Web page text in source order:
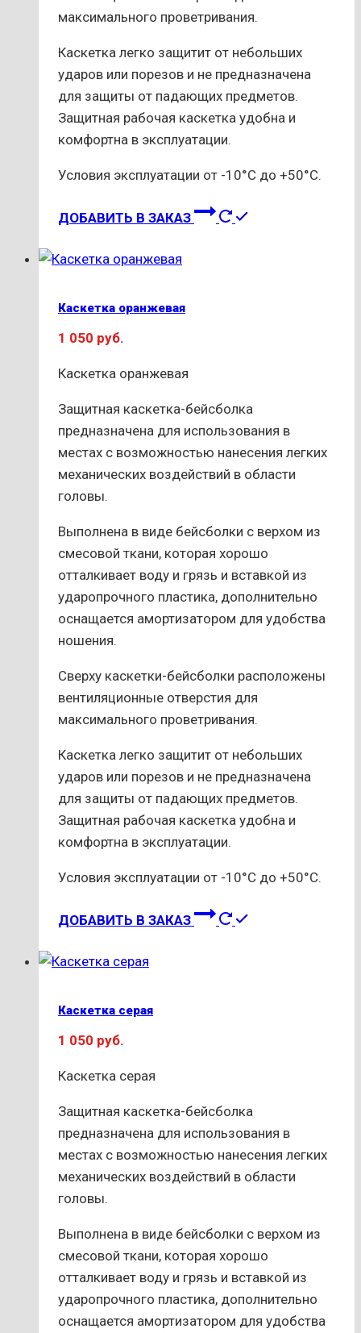
максимального проветривания.
Каскетка легко защитит от небольших
ударов или порезов и не предназначена
для защиты от падающих предметов.
Защитная рабочая каскетка удобна и
комфортна в эксплуатации.
Условия эксплуатации от -10°С до +50°С.
ДОБАВИТЬ В ЗАКАЗ
Каскетка оранжевая
1 050 руб.
Каскетка оранжевая
Защитная каскетка-бейсболка
предназначена для использования в
местах с возможностью нанесения легких
механических воздействий в области
головы.
Выполнена в виде бейсболки с верхом из
смесовой ткани, которая хорошо
отталкивает воду и грязь и вставкой из
ударопрочного пластика, дополнительно
оснащается амортизатором для удобства
ношения.
Сверху каскетки-бейсболки расположены
вентиляционные отверстия для
максимального проветривания.
Каскетка легко защитит от небольших
ударов или порезов и не предназначена
для защиты от падающих предметов.
Защитная рабочая каскетка удобна и
комфортна в эксплуатации.
Условия эксплуатации от -10°С до +50°С.
ДОБАВИТЬ В ЗАКАЗ
Каскетка серая
1 050 руб.
Каскетка серая
Защитная каскетка-бейсболка
предназначена для использования в
местах с возможностью нанесения легких
механических воздействий в области
головы.
Выполнена в виде бейсболки с верхом из
смесовой ткани, которая хорошо
отталкивает воду и грязь и вставкой из
ударопрочного пластика, дополнительно
оснащается амортизатором для удобства